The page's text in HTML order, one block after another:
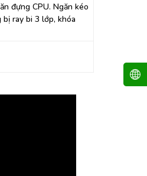
đựng CPU. Ngăn kéo
ray bi 3 lớp, khóa